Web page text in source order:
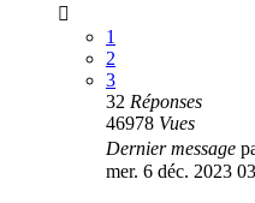
1
2
3
32 Réponses
46978 Vues
Dernier message
mer. 6 déc. 2023